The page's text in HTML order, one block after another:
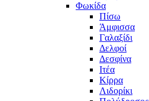
Φωκίδα
Πίσω
Άμφισσα
Γαλαξίδι
Δελφοί
Δεσφίνα
Ιτέα
Κίρρα
Λιδορίκι